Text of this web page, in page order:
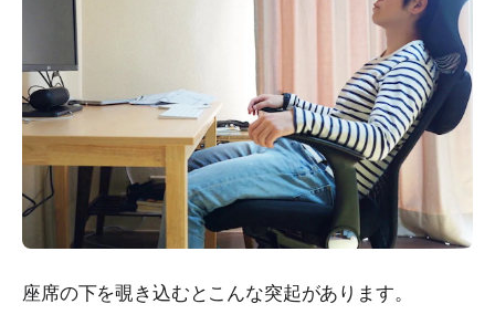
座席の下を覗き込むとこんな突起があります。